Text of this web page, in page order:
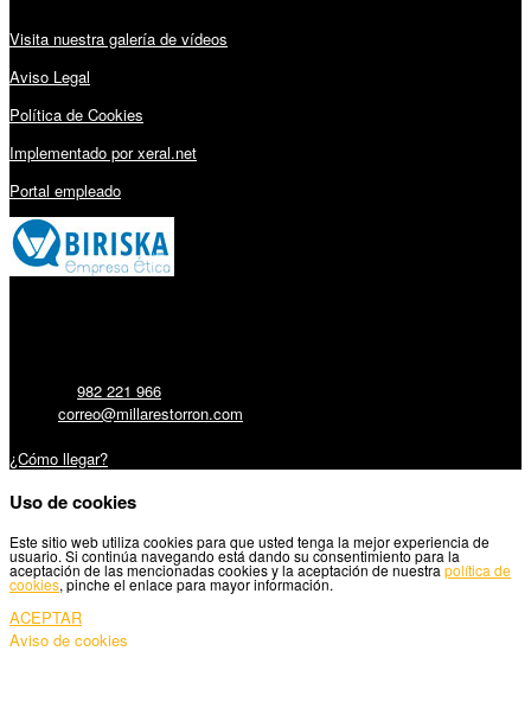
Visita nuestra galería de vídeos
Aviso Legal
Política de Cookies
Implementado por xeral.net
Portal empleado
982 221 966
correo@millarestorron.com
¿Cómo llegar?
Uso de cookies
Este sitio web utiliza cookies para que usted tenga la mejor experiencia de
usuario. Si continúa navegando está dando su consentimiento para la
aceptación de las mencionadas cookies y la aceptación de nuestra política de
cookies, pinche el enlace para mayor información.
ACEPTAR
Aviso de cookies